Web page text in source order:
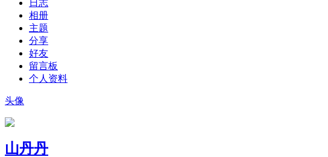
日志
相册
主题
分享
好友
留言板
个人资料
头像
山丹丹